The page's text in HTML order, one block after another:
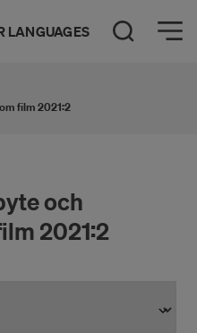
LANGUAGES Öppna sök
Öppna meny
film 2021:2
och
2021:2